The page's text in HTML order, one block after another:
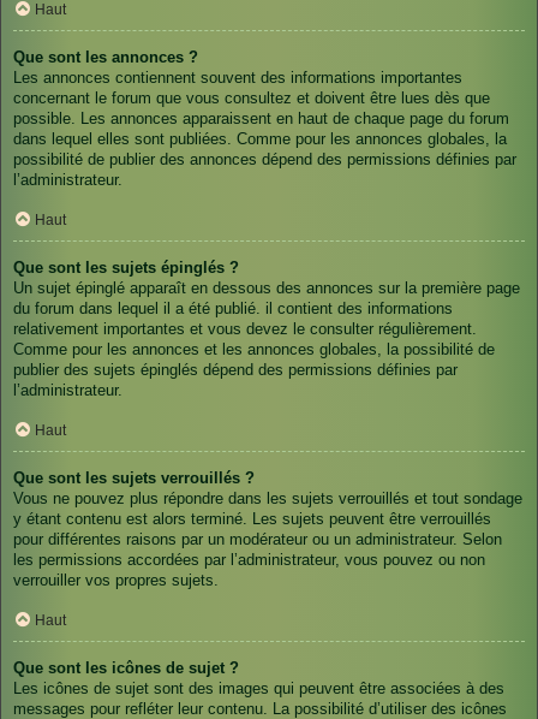
Haut
Que sont les annonces ?
Les annonces contiennent souvent des informations importantes
concernant le forum que vous consultez et doivent être lues dès que
possible. Les annonces apparaissent en haut de chaque page du forum
dans lequel elles sont publiées. Comme pour les annonces globales, la
possibilité de publier des annonces dépend des permissions définies par
l’administrateur.
Haut
Que sont les sujets épinglés ?
Un sujet épinglé apparaît en dessous des annonces sur la première page
du forum dans lequel il a été publié. il contient des informations
relativement importantes et vous devez le consulter régulièrement.
Comme pour les annonces et les annonces globales, la possibilité de
publier des sujets épinglés dépend des permissions définies par
l’administrateur.
Haut
Que sont les sujets verrouillés ?
Vous ne pouvez plus répondre dans les sujets verrouillés et tout sondage
y étant contenu est alors terminé. Les sujets peuvent être verrouillés
pour différentes raisons par un modérateur ou un administrateur. Selon
les permissions accordées par l’administrateur, vous pouvez ou non
verrouiller vos propres sujets.
Haut
Que sont les icônes de sujet ?
Les icônes de sujet sont des images qui peuvent être associées à des
messages pour refléter leur contenu. La possibilité d’utiliser des icônes